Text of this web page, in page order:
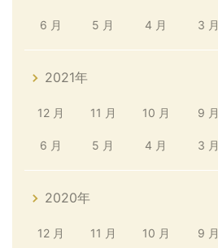
6 月 5 月 4 月 3 月
2021年
12 月 11 月 10 月 9 月
6 月 5 月 4 月 3 月
2020年
12 月 11 月 10 月 9 月